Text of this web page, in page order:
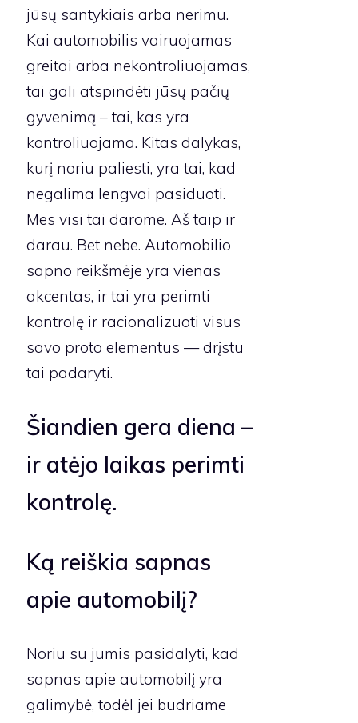
jūsų santykiais arba nerimu.
Kai automobilis vairuojamas
greitai arba nekontroliuojamas,
tai gali atspindėti jūsų pačių
gyvenimą – tai, kas yra
kontroliuojama. Kitas dalykas,
kurį noriu paliesti, yra tai, kad
negalima lengvai pasiduoti.
Mes visi tai darome. Aš taip ir
darau. Bet nebe. Automobilio
sapno reikšmėje yra vienas
akcentas, ir tai yra perimti
kontrolę ir racionalizuoti visus
savo proto elementus — drįstu
tai padaryti.
Šiandien gera diena –
ir atėjo laikas perimti
kontrolę.
Ką reiškia sapnas
apie automobilį?
Noriu su jumis pasidalyti, kad
sapnas apie automobilį yra
galimybė, todėl jei budriame